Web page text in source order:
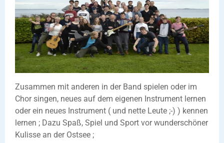
Zusammen mit anderen in der Band spielen oder im
Chor singen, neues auf dem eigenen Instrument lernen
oder ein neues Instrument ( und nette Leute ;-) ) kennen
lernen ; Dazu Spaß, Spiel und Sport vor wunderschöner
Kulisse an der Ostsee ;